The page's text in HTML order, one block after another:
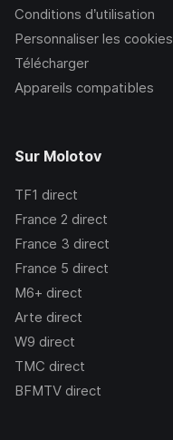
Conditions d’utilisation
Personnaliser les cookies
Télécharger
Appareils compatibles
Sur Molotov
TF1 direct
France 2 direct
France 3 direct
France 5 direct
M6+ direct
Arte direct
W9 direct
TMC direct
BFMTV direct